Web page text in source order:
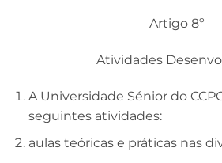
Artigo 8º
Atividades
A Universidade Sénior do
seguintes atividades:
aulas teóricas e práticas nas